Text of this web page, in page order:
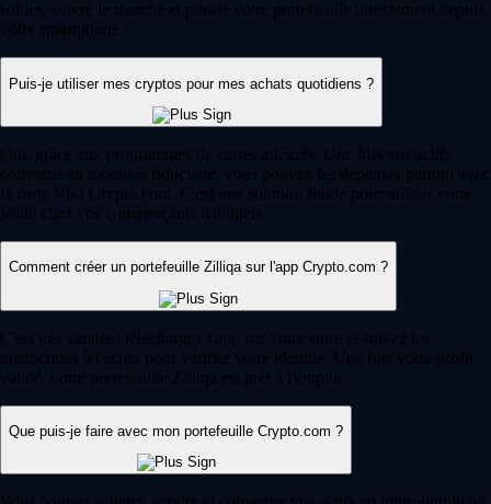
soldes, suivre le marché et piloter votre portefeuille directement depuis
votre smartphone.
Puis-je utiliser mes cryptos pour mes achats quotidiens ?
Oui, grâce aux programmes de cartes intégrés. Une fois vos actifs
convertis en monnaie fiduciaire, vous pouvez les dépenser partout avec
la carte Visa Crypto.com. C'est une solution fluide pour utiliser votre
solde chez vos commerçants habituels.
Comment créer un portefeuille Zilliqa sur l'app Crypto.com ?
C'est très simple : téléchargez l'app sur votre store et suivez les
instructions à l'écran pour vérifier votre identité. Une fois votre profil
validé, votre portefeuille Zilliqa est prêt à l'emploi.
Que puis-je faire avec mon portefeuille Crypto.com ?